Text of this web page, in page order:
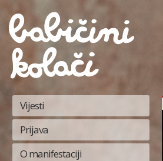
Vijesti
Prijava
O manifestaciji